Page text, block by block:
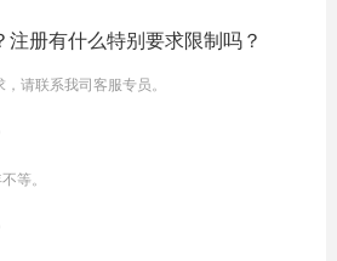
册有什么特别要求限制吗？
请联系我司客服专员。
等。